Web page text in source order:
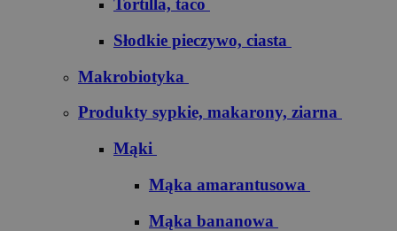
Tortilla, taco
Słodkie pieczywo, ciasta
Makrobiotyka
Produkty sypkie, makarony, ziarna
Mąki
Mąka amarantusowa
Mąka bananowa